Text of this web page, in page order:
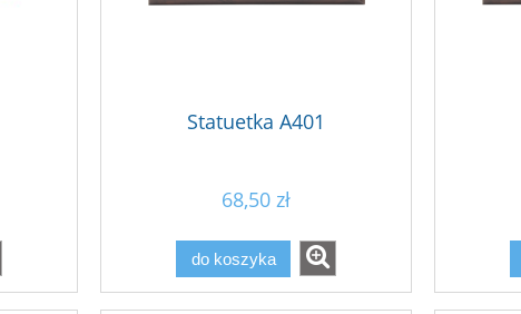
Statuetka A401
68,50 zł
do koszyka